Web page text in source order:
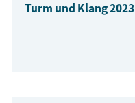
Turm und Klang 2023